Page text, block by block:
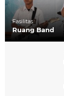
Fasilitas
Ruang Band